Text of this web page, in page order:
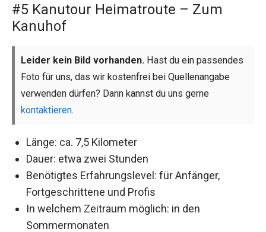
#5 Kanutour Heimatroute – Zum
Kanuhof
Leider kein Bild vorhanden. Hast du ein passendes
Foto für uns, das wir kostenfrei bei Quellenangabe
verwenden dürfen? Dann kannst du uns gerne
kontaktieren.
Länge: ca. 7,5 Kilometer
Dauer: etwa zwei Stunden
Benötigtes Erfahrungslevel: für Anfänger,
Fortgeschrittene und Profis
In welchem Zeitraum möglich: in den
Sommermonaten